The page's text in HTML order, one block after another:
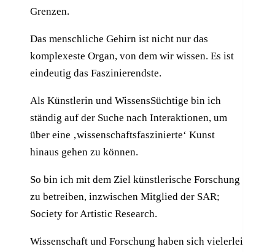
Grenzen.
Das menschliche Gehirn ist nicht nur das
komplexeste Organ, von dem wir wissen. Es ist
eindeutig das Faszinierendste.
Als Künstlerin und WissensSüchtige bin ich
ständig auf der Suche nach Interaktionen, um
über eine ‚wissenschaftsfaszinierte‘ Kunst
hinaus gehen zu können.
So bin ich mit dem Ziel künstlerische Forschung
zu betreiben, inzwischen Mitglied der SAR;
Society for Artistic Research.
Wissenschaft und Forschung haben sich vielerlei